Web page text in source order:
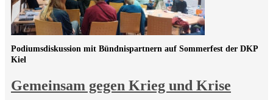
Gemeinsam gegen Krieg und Krise
Podiumsdiskussion mit Bündnispartnern auf Sommerfest der DKP
Kiel